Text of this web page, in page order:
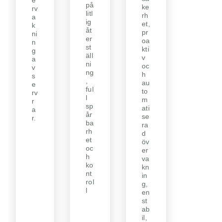
rv
a
k
ni
n
g
a
v
s
e
rv
r
a
r.
på
litl
ig
åt
er
st
äll
ni
ng
ful
l
sp
år
ba
rh
et
oc
h
ko
nt
rol
l
ke
rh
et,
pr
oa
kti
v
oc
h
au
to
m
ati
se
ra
d
öv
er
va
kn
in
g,
en
st
ab
il,